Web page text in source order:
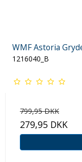
WMF Astoria
1216040_B
799,95 DKK
279,95 DKK